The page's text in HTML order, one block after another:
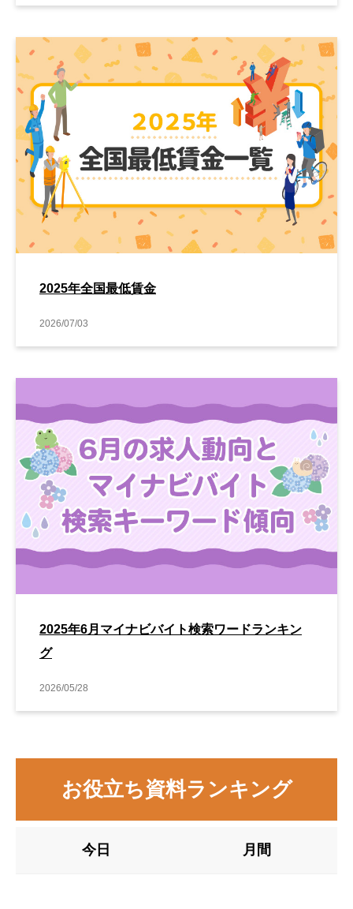
2025年全国最低賃金
2026/07/03
2025年6月マイナビバイト検索ワードランキン
グ
2026/05/28
お役立ち資料ランキング
今日 月間